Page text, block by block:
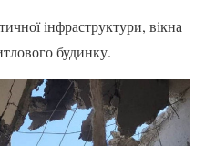
інфраструктури, вікна
будинку.